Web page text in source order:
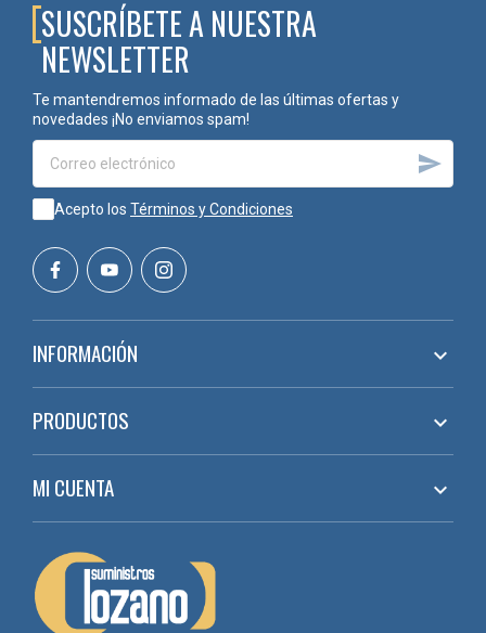
SUSCRÍBETE A NUESTRA
NEWSLETTER
Te mantendremos informado de las últimas ofertas y
novedades ¡No enviamos spam!

Acepto los Términos y Condiciones
INFORMACIÓN 
PRODUCTOS 
MI CUENTA 